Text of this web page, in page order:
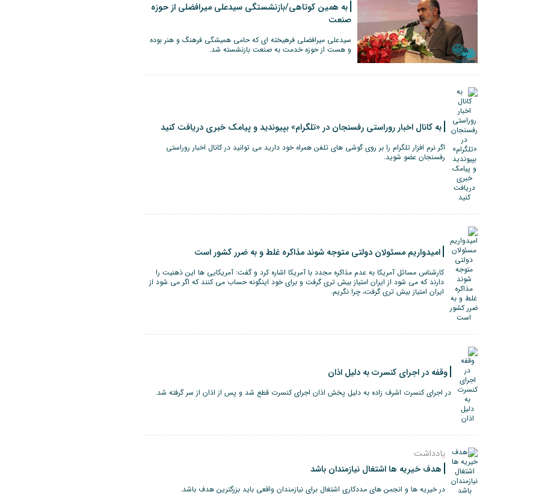
به همین کوتاهی/بازنشستگی سیدعلی میرافضلی از حوزه
صنعت
سیدعلی میرافضلی فرهیخته ای که حامی همیشگی فرهنگ و هنر بوده
و هست از حوزه خدمت به صنعت بازنشسته شد.
به کانال اخبار روراستی رفسنجان در «تلگرام» بپیوندید و پیامک خبری دریافت کنید
اگر نرم افزار تلگرام را بر روی گوشی های تلفن همراه خود دارید می توانید در کانال اخبار روراستی
رفسنجان عضو شوید.
امیدواریم مسئولان دولتی متوجه شوند مذاکره غلط و به ضرر کشور است
کارشناس مسائل آمریکا به عدم مذاکره مجدد با آمریکا اشاره کرد و گفت: آمریکایی ها این ذهنیت را
دارند که می شود از ایران امتیاز بیش تری گرفت و برای خود اینگونه حساب می کنند که اگر می شود از
ایران امتیاز بیش تری گرفت، چرا نگریم.
وقفه در اجرای کنسرت به دلیل اذان
در اجرای کنسرت اشرف زاده به دلیل پخش اذان اجرای کنسرت قطع شد و پس از اذان از سر گرفته شد.
یادداشت
هدف خیریه ها اشتغال نیازمندان باشد
در خیریه ها و انجمن های مددکاری اشتغال برای نیازمندان واقعی باید بزرگترین هدف باشد.